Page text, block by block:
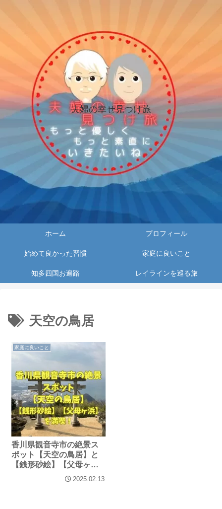
夫婦の幸せ見つけ旅
ホーム プロフィール
始めて良かった習慣 家庭に良いこと
知多四国お遍路 レイラインを巡る旅
天空の鳥居
家庭に良いこと
香川県観音寺市の絶景ス
ポット【天空の鳥居】と
【銭形砂絵】【父母ヶ
2025.02.13